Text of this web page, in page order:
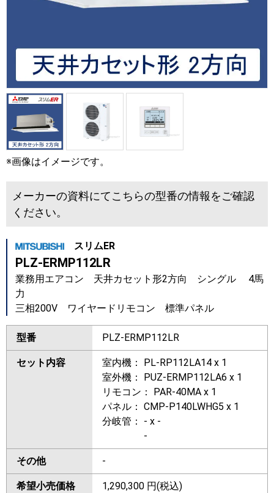
※画像はイメージです。
メーカーの資料にてこちらの型番の情報をご確認
ください。
スリムER
PLZ-ERMP112LR
業務用エアコン 天井カセット形2方向 シングル 4馬
力
三相200V ワイヤードリモコン 標準パネル
型番 PLZ-ERMP112LR
セット内容
室内機： PL-RP112LA14 x 1
室外機： PUZ-ERMP112LA6 x 1
リモコン： PAR-40MA x 1
パネル： CMP-P140LWHG5 x 1
分岐管： - x -
-
その他 -
希望小売価格 1,290,300 円(税込)